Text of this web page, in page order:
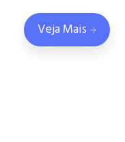
Veja Mais